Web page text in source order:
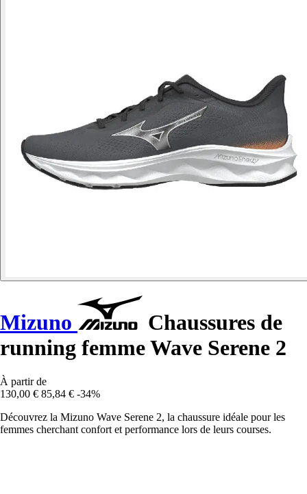
Mizuno
Chaussures de
running femme Wave Serene 2
À partir de
130,00 € 85,84 € -34%
Découvrez la Mizuno Wave Serene 2, la chaussure idéale pour les
femmes cherchant confort et performance lors de leurs courses.